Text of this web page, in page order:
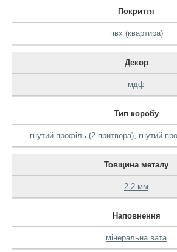
Покриття
пвх (квартира)
Декор
мдф
Тип коробу
гнутий профіль (2 притвора) гнутий
Товщина металу
2.2 мм
Наповнення
мінеральна вата